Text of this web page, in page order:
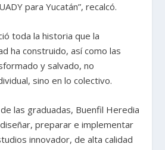
para Yucatán”, recalcó.
toda la historia que la
ha construido, así como las
y salvado, no
sino en lo colectivo.
las graduadas, Buenfil Heredia
preparar e implementar
innovador, de alta calidad